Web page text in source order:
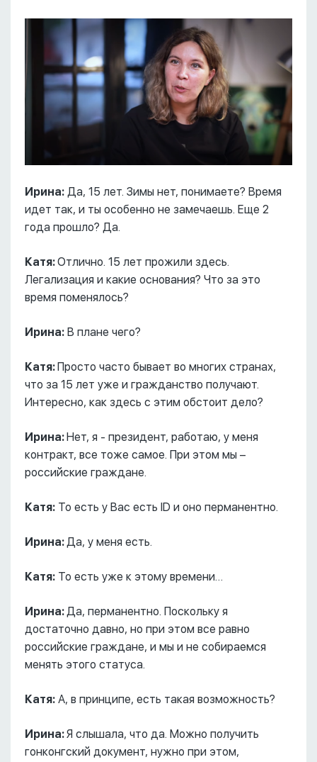
Ирина: Да, 15 лет. Зимы нет, понимаете? Время
идет так, и ты особенно не замечаешь. Еще 2
года прошло? Да.
Катя:Отлично. 15 лет прожили здесь.
Легализация и какие основания? Что за это
время поменялось?
Ирина: В плане чего?
Катя:Просто часто бывает во многих странах,
что за 15 лет уже и гражданство получают.
Интересно, как здесь с этим обстоит дело?
Ирина:Нет, я - президент, работаю, у меня
контракт, все тоже самое. При этом мы –
российские граждане.
Катя: То есть у Вас есть ID и оно перманентно.
Ирина:Да, у меня есть.
Катя: То есть уже к этому времени…
Ирина:Да, перманентно. Поскольку я
достаточно давно, но при этом все равно
российские граждане, и мы и не собираемся
менять этого статуса.
Катя: А, в принципе, есть такая возможность?
Ирина:Я слышала, что да. Можно получить
гонконгский документ, нужно при этом,